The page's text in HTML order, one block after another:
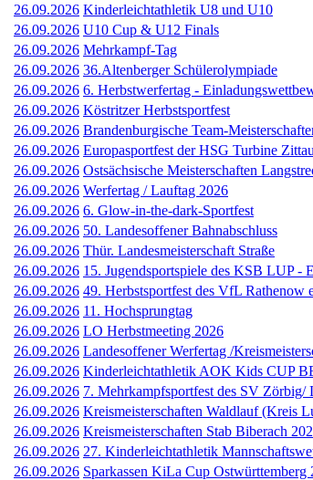
26.09.2026 Kinderleichtathletik U8 und U10
26.09.2026 U10 Cup & U12 Finals
26.09.2026 Mehrkampf-Tag
26.09.2026 36.Altenberger Schülerolympiade
26.09.2026 6. Herbstwerfertag -
26.09.2026 Köstritzer Herbstsportfest
26.09.2026 Brandenburgische Team-
26.09.2026 Europasportfest der HSG Turbine Zittau
26.09.2026 Ostsächsische Meisterschaften
26.09.2026 Werfertag / Lauftag 2026
26.09.2026 6. Glow-in-the-dark-Sportfest
26.09.2026 50. Landesoffener Bahnabschluss
26.09.2026 Thür. Landesmeisterschaft Straße
26.09.2026 15. Jugendsportspiele des KSB LUP -
26.09.2026 49. Herbstsportfest des VfL Rathenow
26.09.2026 11. Hochsprungtag
26.09.2026 LO Herbstmeeting 2026
26.09.2026 Landesoffener Werfertag /
26.09.2026 Kinderleichtathletik AOK Kids CUP
26.09.2026 7. Mehrkampfsportfest des SV Zörbig/
26.09.2026 Kreismeisterschaften Waldlauf (Kreis
26.09.2026 Kreismeisterschaften Stab Biberach
26.09.2026 27. Kinderleichtathletik
26.09.2026 Sparkassen KiLa Cup Ostwürttemberg